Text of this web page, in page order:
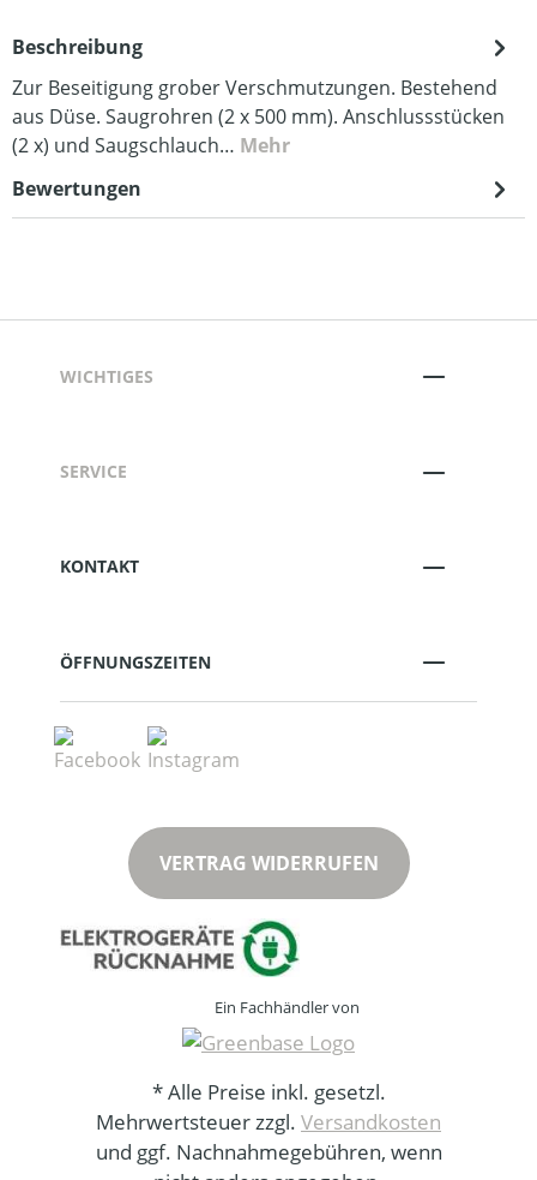
Beschreibung
Zur Beseitigung grober Verschmutzungen. Bestehend
aus Düse. Saugrohren (2 x 500 mm). Anschlussstücken
(2 x) und Saugschlauch… Mehr
Bewertungen
WICHTIGES
SERVICE
KONTAKT
ÖFFNUNGSZEITEN
VERTRAG WIDERRUFEN
Ein Fachhändler von
* Alle Preise inkl. gesetzl.
Mehrwertsteuer zzgl. Versandkosten
und ggf. Nachnahmegebühren, wenn